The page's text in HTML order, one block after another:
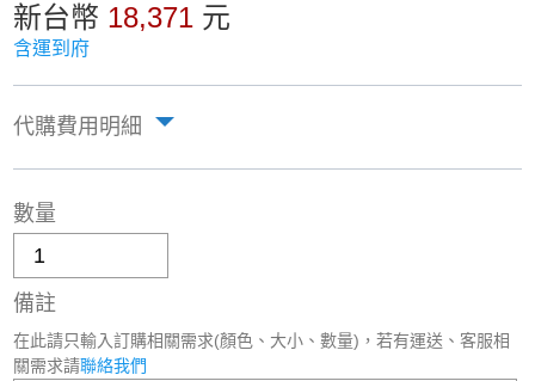
新台幣 18,371 元
含運到府
代購費用明細
數量
備註
在此請只輸入訂購相關需求(顏色、大小、數量)，若有運送、客服相
關需求請聯絡我們